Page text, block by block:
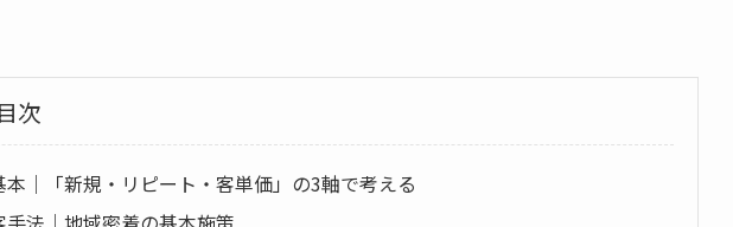
次
｜「新規・リピート・客単価」の3軸で考える